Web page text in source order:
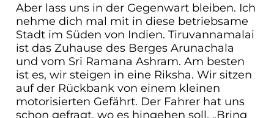
Aber lass uns in der Gegenwart bleiben. Ich
nehme dich mal mit in diese betriebsame
Stadt im Süden von Indien. Tiruvannamalai
ist das Zuhause des Berges Arunachala
und vom Sri Ramana Ashram. Am besten
ist es, wir steigen in eine Riksha. Wir sitzen
auf der Rückbank von einem kleinen
motorisierten Gefährt. Der Fahrer hat uns
schon gefragt, wo es hingehen soll. „Bring